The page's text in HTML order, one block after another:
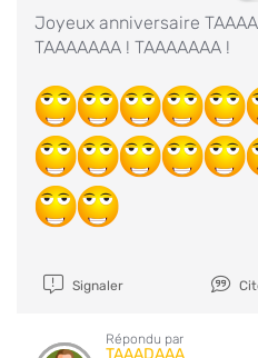
Joyeux anniversaire
TAAAAAAA ! TAAAAAAA !
Signaler
Répondu par
TAAADAAA